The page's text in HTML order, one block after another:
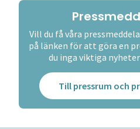
Vill du få våra
på länken för att göra en
du inga viktiga
Till pressrum och